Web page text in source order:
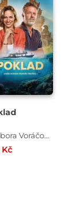
Barbora Voráčová , Rudolf Havlík
Kč